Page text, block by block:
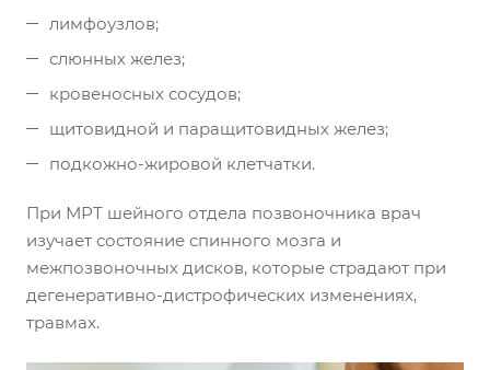
лимфоузлов;
слюнных желез;
кровеносных сосудов;
щитовидной и паращитовидных желез;
подкожно-жировой клетчатки.
При МРТ шейного отдела позвоночника врач
изучает состояние спинного мозга и
межпозвоночных дисков, которые страдают при
дегенеративно-дистрофических изменениях,
травмах.